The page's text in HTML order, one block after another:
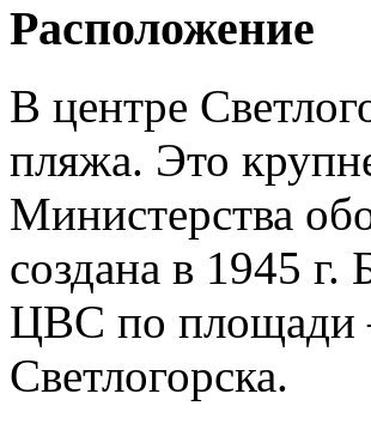
Расположение
В центре
пляжа. Это
Министерства
создана в 1945 г.
ЦВС по площади
Светлогорска.